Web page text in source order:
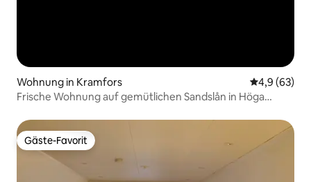
Wohnung in Kramfors
4,9 (63)
Frische Wohnung auf gemütlichen Sandslån in Höga
Gäste-Favorit
Gäste-Favorit